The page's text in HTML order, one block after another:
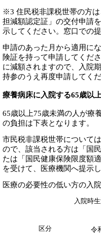
※3 住民税非課税世帯の方
担減額認定証」の交付申請
示してください。窓口での
申請のあった月から適用に
険証を持って申請してくだ
に減額されますので、入院
持参のうえ再度申請してくだ
療養病床に入院する65歳以
65歳以上75歳未満の人が療
の負担は下表となります。
市民税非課税世帯について
ので、該当される方は「国
たは「国民健康保険限度額
を受けて、医療機関へ提示
医療の必要性の低い方の入
入院時
区分
令